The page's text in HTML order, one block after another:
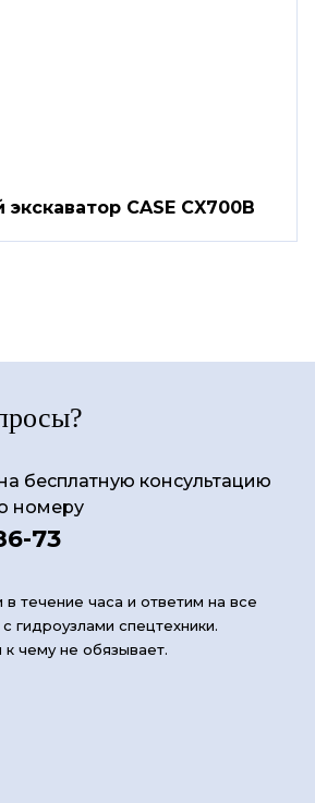
CASE CX700B
бесплатную консультацию
номеру
73
течение часа и ответим на все
гидроузлами спецтехники.
к чему не обязывает.